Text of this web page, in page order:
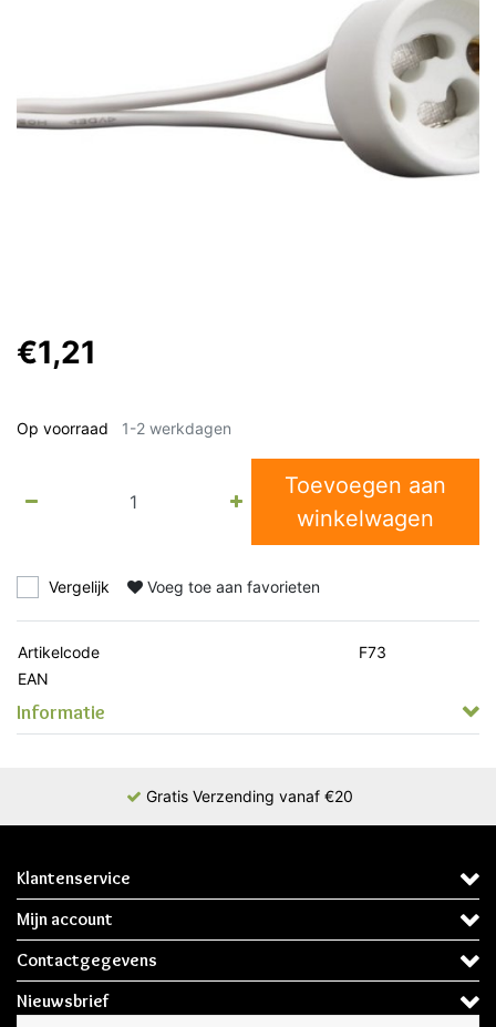
€1,21
Op voorraad 1-2 werkdagen
Toevoegen aan
winkelwagen
Vergelijk Voeg toe aan favorieten
Artikelcode
F73
EAN
Informatie
Gratis Verzending vanaf €20
Klantenservice
Mijn account
Contactgegevens
Nieuwsbrief